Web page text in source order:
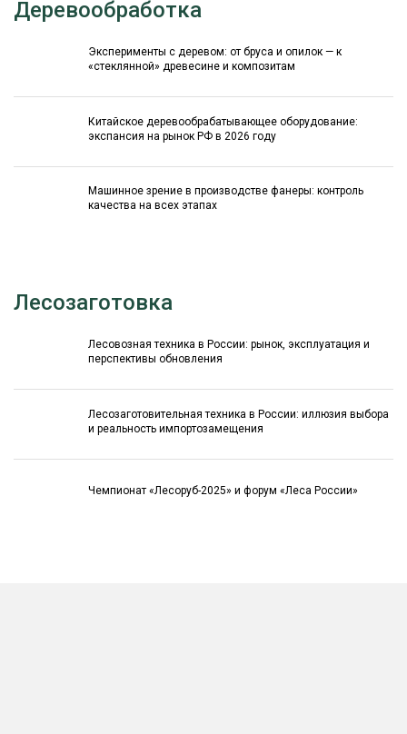
Деревообработка
Эксперименты с деревом: от бруса и опилок — к
«стеклянной» древесине и композитам
Китайское деревообрабатывающее оборудование:
экспансия на рынок РФ в 2026 году
Машинное зрение в производстве фанеры: контроль
качества на всех этапах
Лесозаготовка
Лесовозная техника в России: рынок, эксплуатация и
перспективы обновления
Лесозаготовительная техника в России: иллюзия выбора
и реальность импортозамещения
Чемпионат «Лесоруб-2025» и форум «Леса России»